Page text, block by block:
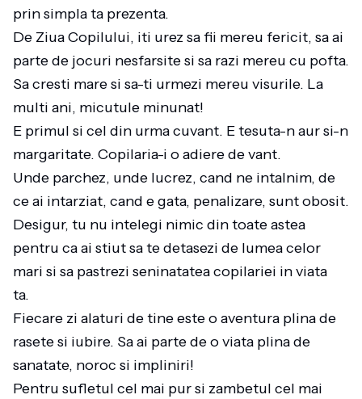
prin simpla ta prezenta.
De Ziua Copilului, iti urez sa fii mereu fericit, sa ai
parte de jocuri nesfarsite si sa razi mereu cu pofta.
Sa cresti mare si sa-ti urmezi mereu visurile. La
multi ani, micutule minunat!
E primul si cel din urma cuvant. E tesuta-n aur si-n
margaritate. Copilaria-i o adiere de vant.
Unde parchez, unde lucrez, cand ne intalnim, de
ce ai intarziat, cand e gata, penalizare, sunt obosit.
Desigur, tu nu intelegi nimic din toate astea
pentru ca ai stiut sa te detasezi de lumea celor
mari si sa pastrezi seninatatea copilariei in viata
ta.
Fiecare zi alaturi de tine este o aventura plina de
rasete si iubire. Sa ai parte de o viata plina de
sanatate, noroc si impliniri!
Pentru sufletul cel mai pur si zambetul cel mai